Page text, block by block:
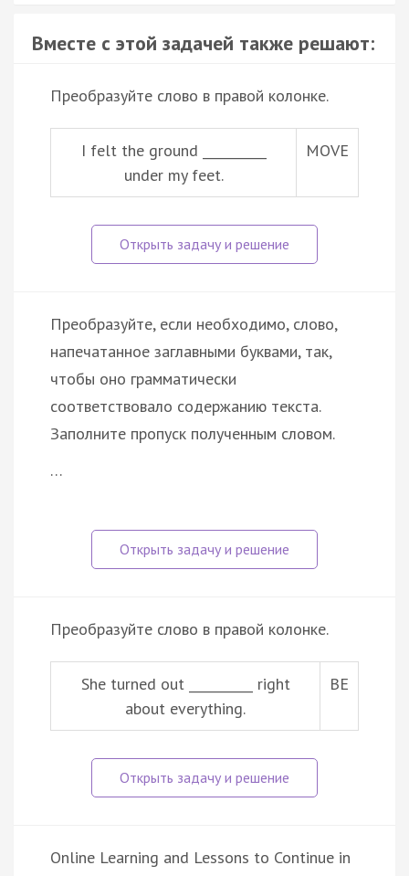
Вместе с этой задачей также решают:
Преобразуйте слово в правой колонке.
I felt the ground __________
under my feet.
MOVE
Преобразуйте, если необходимо, слово,
напечатанное заглавными буквами, так,
чтобы оно грамматически
соответствовало содержанию текста.
Заполните пропуск полученным словом.
…
Преобразуйте слово в правой колонке.
She turned out __________ right
about everything.
BE
Online Learning and Lessons to Continue in